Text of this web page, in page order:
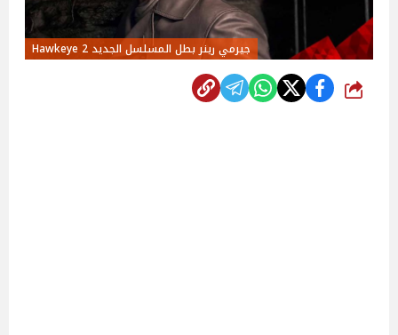
جيرمي رينر بطل المسلسل الجديد 2 Hawkeye
شارك